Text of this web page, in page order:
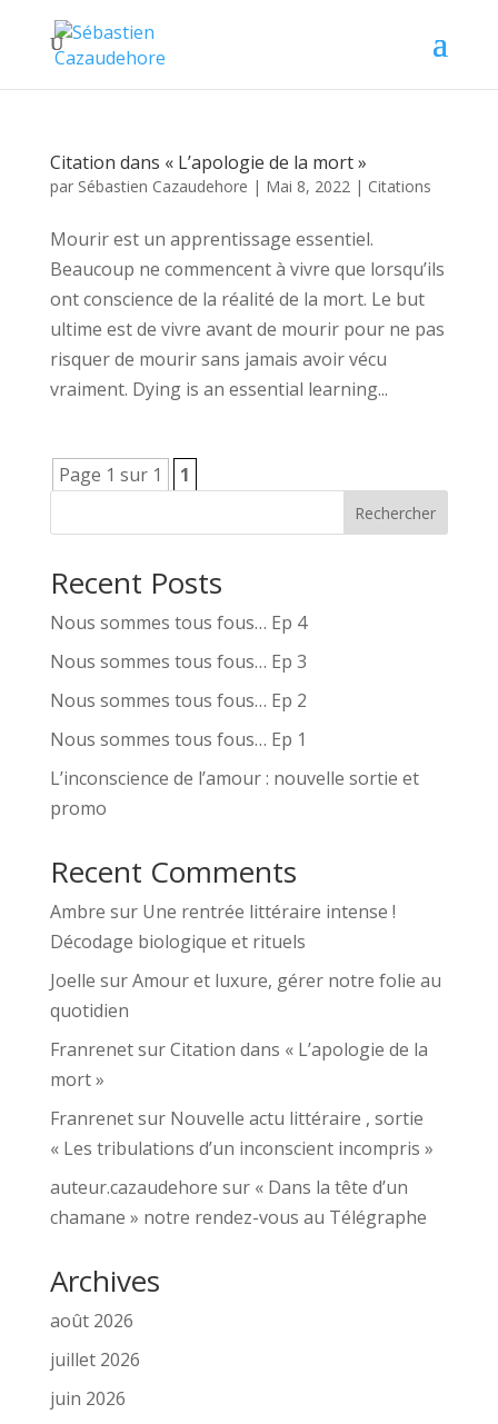
Citation dans « L’apologie de la mort »
par Sébastien Cazaudehore | Mai 8, 2022| Citations
Mourir est un apprentissage essentiel.
Beaucoup ne commencent à vivre que lorsqu’ils
ont conscience de la réalité de la mort. Le but
ultime est de vivre avant de mourir pour ne pas
risquer de mourir sans jamais avoir vécu
vraiment. Dying is an essential learning...
Page 1 sur 1 1
Rechercher
Recent Posts
Nous sommes tous fous… Ep 4
Nous sommes tous fous… Ep 3
Nous sommes tous fous… Ep 2
Nous sommes tous fous… Ep 1
L’inconscience de l’amour : nouvelle sortie et
promo
Recent Comments
Ambre sur Une rentrée littéraire intense !
Décodage biologique et rituels
Joelle surAmour et luxure, gérer notre folie au
quotidien
FranrenetsurCitation dans « L’apologie de la
mort »
Franrenetsur Nouvelle actu littéraire , sortie
« Les tribulations d’un inconscient incompris »
auteur.cazaudehore sur « Dans la tête d’un
chamane » notre rendez-vous au Télégraphe
Archives
août 2026
juillet 2026
juin 2026